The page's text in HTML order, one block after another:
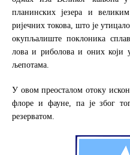
планинских језера и
ријечних токова, што је
окупљалиште поклоника
лова и риболова и оних који
љепотама.
У овом преосталом отоку
флоре и фауне, па је због
резерватом.